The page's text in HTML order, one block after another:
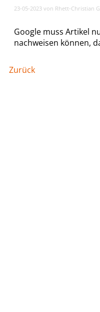
23-05-2023 von Rhett-Christian
Google muss Artikel
nachweisen können,
Zurück